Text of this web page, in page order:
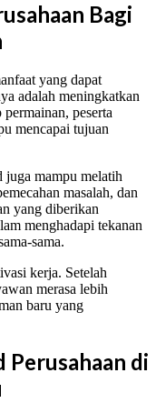
Bagi
yang dapat
adalah meningkatkan
peserta
mencapai tujuan
juga mampu melatih
masalah, dan
yang diberikan
menghadapi tekanan
sama.
kerja. Setelah
merasa lebih
baru yang
di